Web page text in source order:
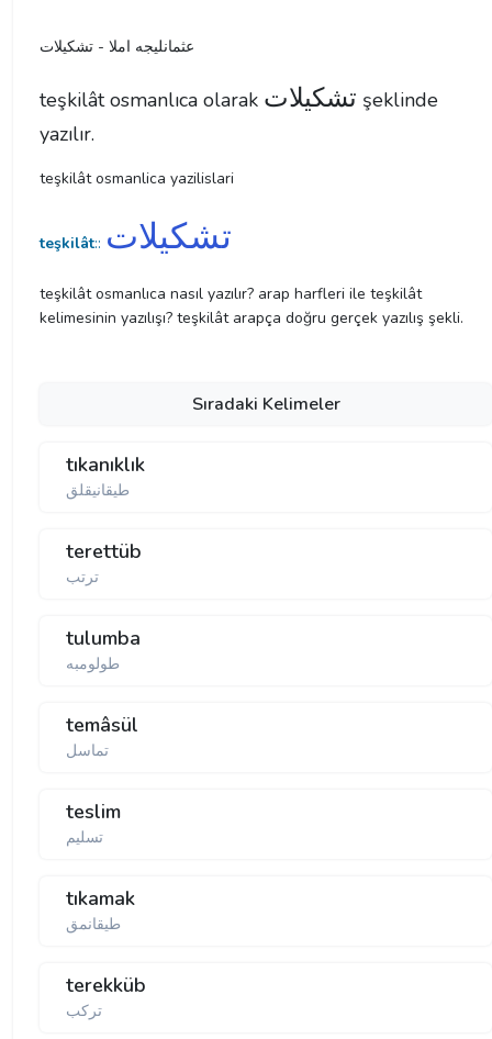
عثمانليجه املا - تشكیلات
teşkilât osmanlıca olarak تشكیلات şeklinde
yazılır.
teşkilât osmanlica yazilislari
teşkilât:: تشكیلات
teşkilât osmanlıca nasıl yazılır? arap harfleri ile teşkilât
kelimesinin yazılışı? teşkilât arapça doğru gerçek yazılış şekli.
Sıradaki Kelimeler
tıkanıklık
طيقانيقلق
terettüb
ترتب
tulumba
temâsül
تماسل
teslim
تسلیم
tıkamak
طيقانمق
terekküb
تركب